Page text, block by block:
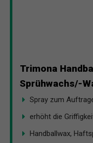
Trimona
Sprühwachs/-
Spray zum
erhöht die
Handballwax,